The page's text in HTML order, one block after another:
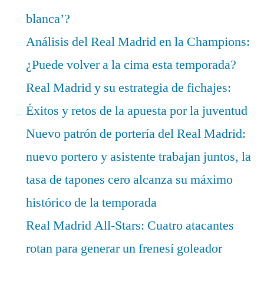
blanca’?
Análisis del Real Madrid en la Champions:
¿Puede volver a la cima esta temporada?
Real Madrid y su estrategia de fichajes:
Éxitos y retos de la apuesta por la juventud
Nuevo patrón de portería del Real Madrid:
nuevo portero y asistente trabajan juntos, la
tasa de tapones cero alcanza su máximo
histórico de la temporada
Real Madrid All-Stars: Cuatro atacantes
rotan para generar un frenesí goleador